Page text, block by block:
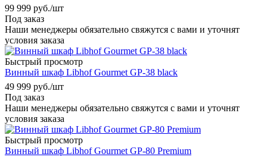
99 999 руб./шт
Под заказ
Наши менеджеры обязательно свяжутся с вами и уточнят
условия заказа
Быстрый просмотр
Винный шкаф Libhof Gourmet GP-38 black
49 999 руб./шт
Под заказ
Наши менеджеры обязательно свяжутся с вами и уточнят
условия заказа
Быстрый просмотр
Винный шкаф Libhof Gourmet GP-80 Premium